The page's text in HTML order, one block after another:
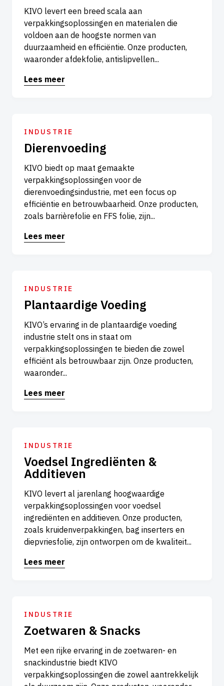
KIVO levert een breed scala aan
verpakkingsoplossingen en materialen die
voldoen aan de hoogste normen van
duurzaamheid en efficiëntie. Onze producten,
waaronder afdekfolie, antislipvellen...
Lees meer
INDUSTRIE
Dierenvoeding
KIVO biedt op maat gemaakte
verpakkingsoplossingen voor de
dierenvoedingsindustrie, met een focus op
efficiëntie en betrouwbaarheid. Onze producten,
zoals barrièrefolie en FFS folie, zijn...
Lees meer
INDUSTRIE
Plantaardige Voeding
KIVO’s ervaring in de plantaardige voeding
industrie stelt ons in staat om
verpakkingsoplossingen te bieden die zowel
efficiënt als betrouwbaar zijn. Onze producten,
waaronder...
Lees meer
INDUSTRIE
Voedsel Ingrediënten &
Additieven
KIVO levert al jarenlang hoogwaardige
verpakkingsoplossingen voor voedsel
ingrediënten en additieven. Onze producten,
zoals kruidenverpakkingen, bag inserters en
diepvriesfolie, zijn ontworpen om de kwaliteit...
Lees meer
INDUSTRIE
Zoetwaren & Snacks
Met een rijke ervaring in de zoetwaren- en
snackindustrie biedt KIVO
verpakkingsoplossingen die zowel aantrekkelijk